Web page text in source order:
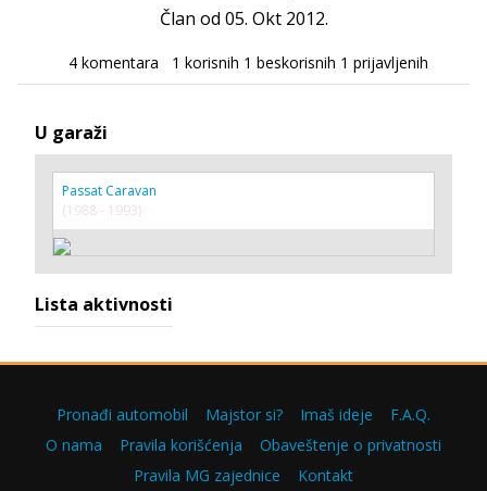
Član od 05. Okt 2012.
4 komentara 1 korisnih 1 beskorisnih 1 prijavljenih
U garaži
Passat Caravan
(1988 - 1993)
Lista aktivnosti
Pronađi automobil Majstor si? Imaš ideje
F.A.Q.
O nama
Pravila korišćenja
Obaveštenje o privatnosti
Pravila MG zajednice
Kontakt